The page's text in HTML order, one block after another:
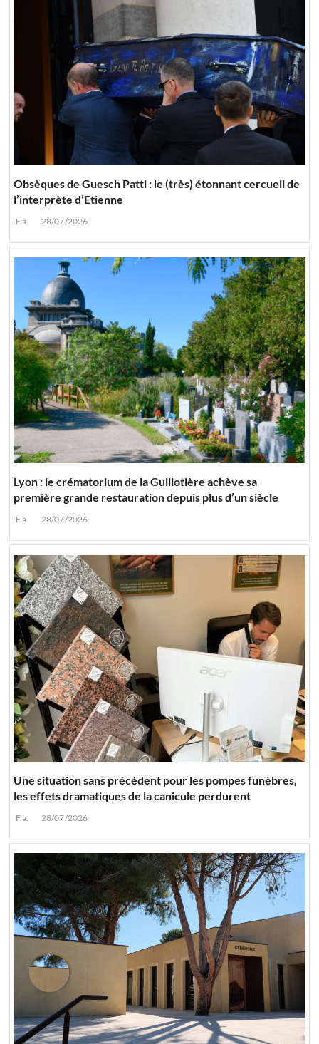
Obsèques de Guesch Patti : le (très) étonnant cercueil de
l’interprète d’Etienne
F.a. 28/07/2026
Lyon : le crématorium de la Guillotière achève sa
première grande restauration depuis plus d’un siècle
F.a. 28/07/2026
Une situation sans précédent pour les pompes funèbres,
les effets dramatiques de la canicule perdurent
F.a. 28/07/2026